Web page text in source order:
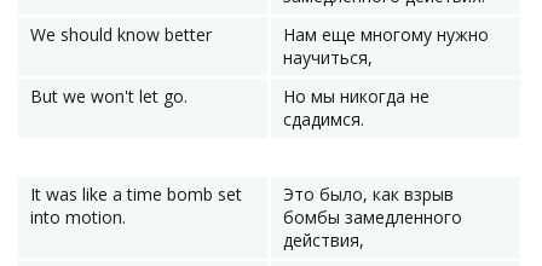
We should know better
Нам еще многому нужно
научиться,
But we won't let go.
Но мы никогда не
сдадимся.
It was like a time bomb set
into motion.
Это было, как взрыв
бомбы замедленного
действия,